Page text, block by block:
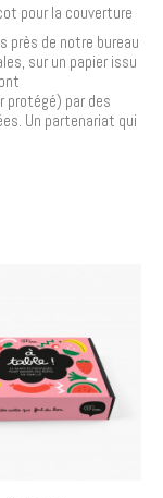
pour la couverture
près de notre bureau
sur un papier issu
protégé) par des
Un partenariat qui